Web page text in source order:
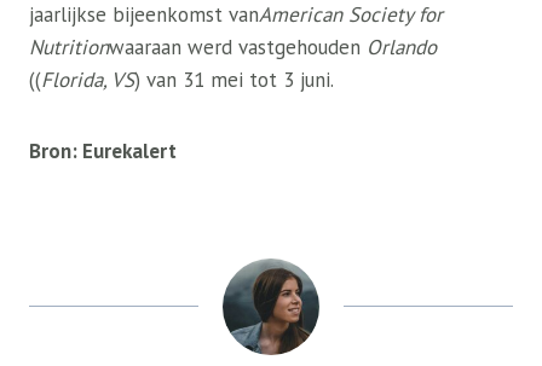
jaarlijkse bijeenkomst vanAmerican Society for
Nutritionwaaraan werd vastgehouden Orlando
((Florida, VS) van 31 mei tot 3 juni.
Bron: Eurekalert